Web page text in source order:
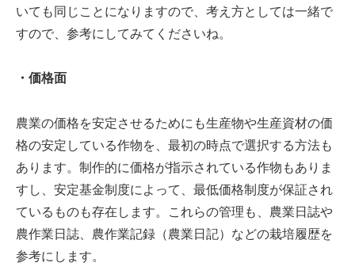
いても同じことになりますので、考え方としては一緒で
すので、参考にしてみてくださいね。
・価格面
農業の価格を安定させるためにも生産物や生産資材の価
格の安定している作物を、最初の時点で選択する方法も
あります。制作的に価格が指示されている作物もありま
すし、安定基金制度によって、最低価格制度が保証され
ているものも存在します。これらの管理も、農業日誌や
農作業日誌、農作業記録（農業日記）などの栽培履歴を
参考にします。